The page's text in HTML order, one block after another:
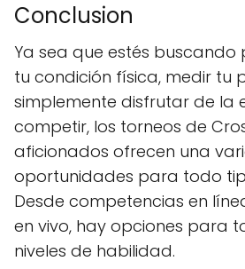
Conclusion
Ya sea que estés
tu condición física, medir tu
simplemente disfrutar de la
competir, los torneos de
aficionados ofrecen una
oportunidades para todo
Desde competencias en
en vivo, hay opciones para
niveles de habilidad.